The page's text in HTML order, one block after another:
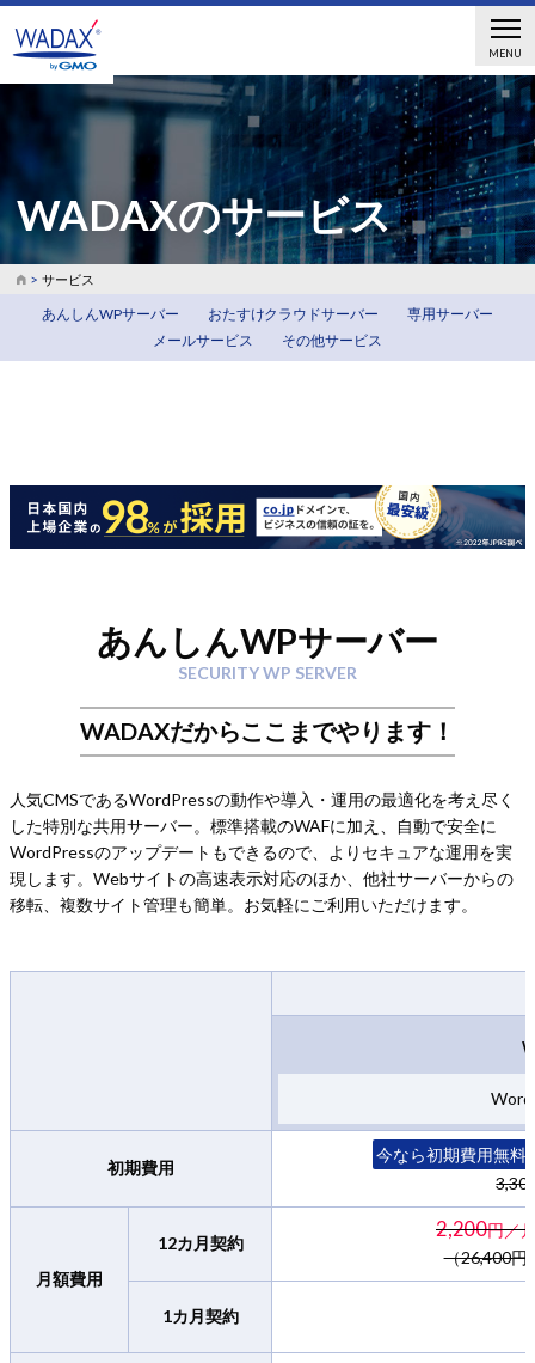
MENU
WADAXのサービス
サービス
あんしんWPサーバー おたすけクラウドサーバー
専用サーバー
メールサービス
その他サービス
あんしんWPサーバー
SECURITY WP SERVER
WADAXだからここまでやります！
人気CMSであるWordPressの動作や導入・運用の最適化を考え尽く
した特別な共用サーバー。標準搭載のWAFに加え、自動で安全に
WordPressのアップデートもできるので、よりセキュアな運用を実
現します。Webサイトの高速表示対応のほか、他社サーバーからの
移転、複数サイト管理も簡単。お気軽にご利用いただけます。
初期費用
今なら初期費用無料
月額費用
12カ月契約
2,200円／
（26,400円
1カ月契約